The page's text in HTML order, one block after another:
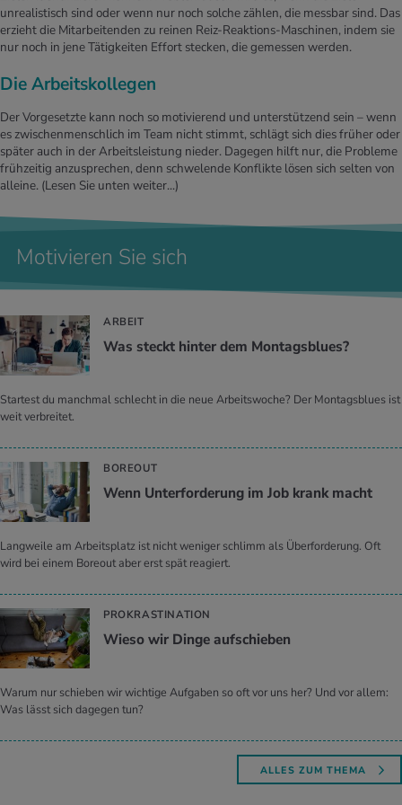
unrealistisch sind oder wenn nur noch solche zählen, die messbar sind. Das
erzieht die Mitarbeitenden zu reinen Reiz-Reaktions-Maschinen, indem sie
nur noch in jene Tätigkeiten Effort stecken, die gemessen werden.
Die Arbeitskollegen
Der Vorgesetzte kann noch so motivierend und unterstützend sein – wenn
es zwischenmenschlich im Team nicht stimmt, schlägt sich dies früher oder
später auch in der Arbeitsleistung nieder. Dagegen hilft nur, die Probleme
frühzeitig anzusprechen, denn schwelende Konflikte lösen sich selten von
alleine. (Lesen Sie unten weiter...)
Motivieren Sie sich
ARBEIT
Was steckt hin­ter dem Mon­tags­blues?
Startest du manchmal schlecht in die neue Arbeitswoche? Der Montagsblues ist
weit verbreitet.
BOREOUT
Wenn Un­ter­for­de­rung im Job krank macht
Langweile am Arbeitsplatz ist nicht weniger schlimm als Überforderung. Oft
wird bei einem Boreout aber erst spät reagiert.
PROKRASTINATION
Wieso wir Dinge auf­schie­ben
Warum nur schieben wir wichtige Aufgaben so oft vor uns her? Und vor allem:
Was lässt sich dagegen tun?
ALLES ZUM THEMA